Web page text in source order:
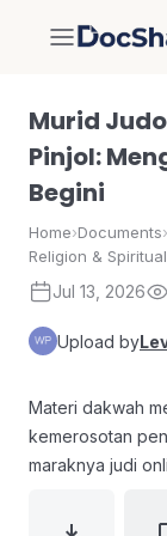
DocShare
Murid
Pinjol:
Begini
Home›Documents›
Religion &
Jul 13, 2026
Upload by
Materi dakwah
kemerosotan
maraknya judi
Menjelaskan